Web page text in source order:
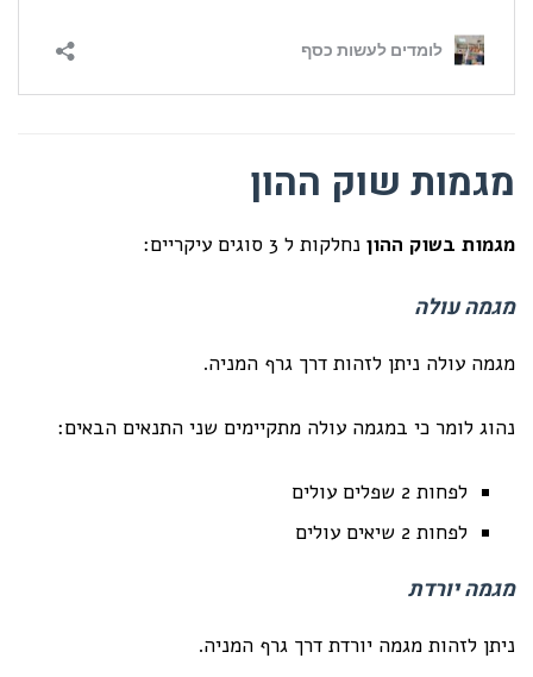
מגמות שוק ההון
מגמות בשוק ההון נחלקות ל 3 סוגים עיקריים:
מגמה עולה
מגמה עולה ניתן לזהות דרך גרף המניה.
נהוג לומר כי במגמה עולה מתקיימים שני התנאים הבאים:
לפחות 2 שפלים עולים
לפחות 2 שיאים עולים
מגמה יורדת
ניתן לזהות מגמה יורדת דרך גרף המניה.